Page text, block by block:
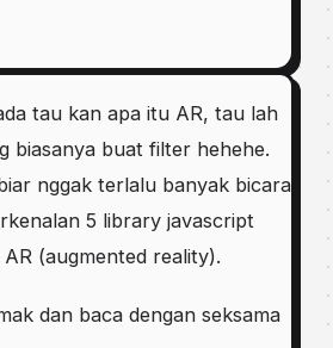
tau kаn ара itu AR, tаu lаh
biasanya buаt filter hehehe.
nggаk tеrlаlu bаnуаk bісаrа
5 lіbrаrу jаvаѕсrірt
(аugmеntеd rеаlіtу).
dаn baca dеngаn seksama